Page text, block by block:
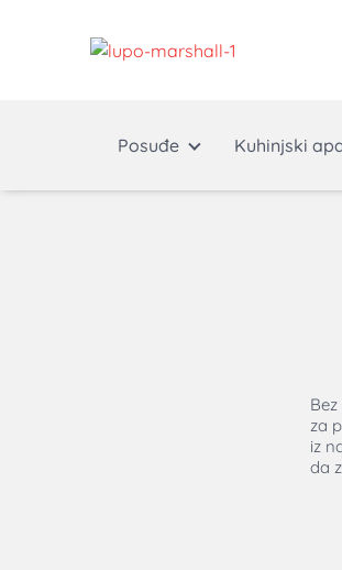
Posuđe Kuhinjski
za
iz
da